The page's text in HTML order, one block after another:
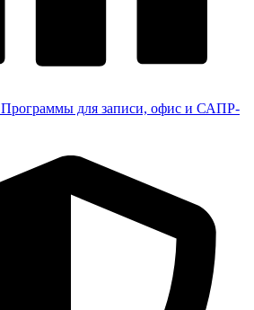
Программы для записи, офис и САПР-